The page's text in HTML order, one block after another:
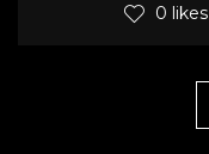
0 likes